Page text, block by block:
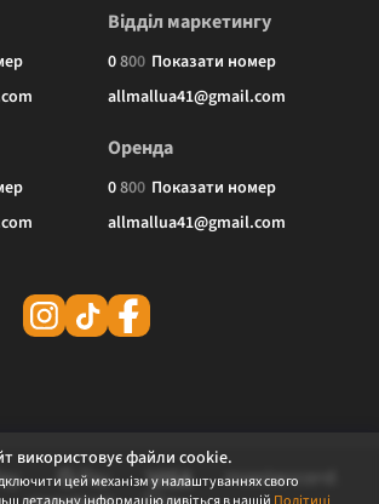
використовує файли cookie.
цей механізм у налаштуваннях свого
Відділ маркетингу
0800 Показати номер
allmallua41@gmail.com
Оренда
0800 Показати номер
allmallua41@gmail.com